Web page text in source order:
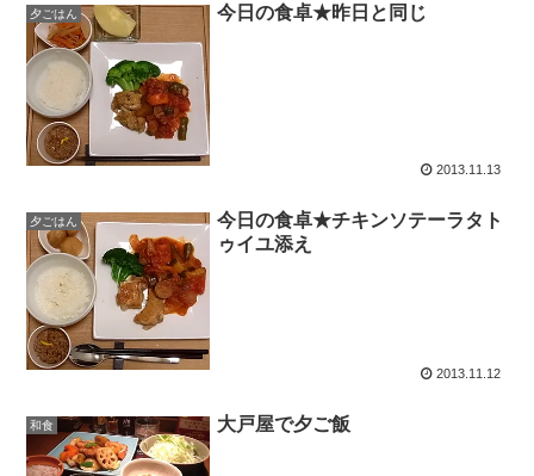
夕ごはん 今日の食卓★昨日と同じ
2013.11.13
夕ごはん
今日の食卓★チキンソテーラタト
ゥイユ添え
2013.11.12
和食 大戸屋で夕ご飯